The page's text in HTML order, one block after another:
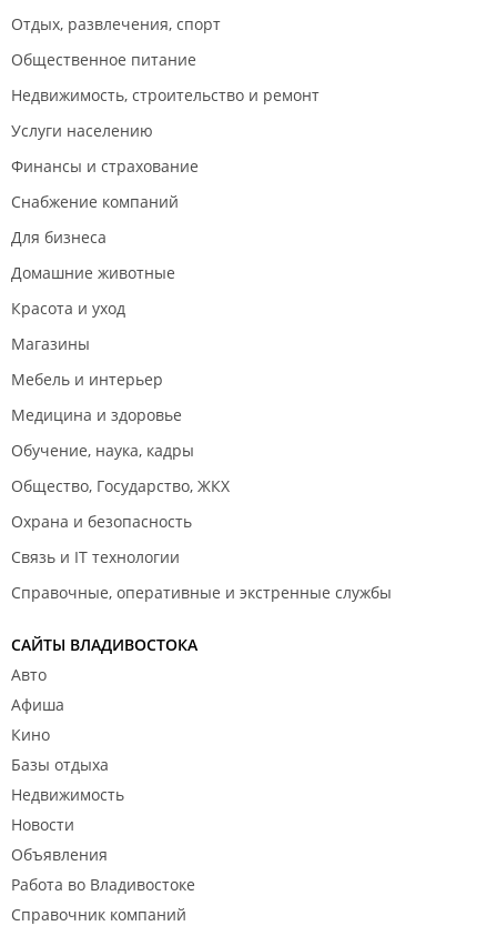
Отдых, развлечения, спорт
Общественное питание
Недвижимость, строительство и ремонт
Услуги населению
Финансы и страхование
Снабжение компаний
Для бизнеса
Домашние животные
Красота и уход
Магазины
Мебель и интерьер
Медицина и здоровье
Обучение, наука, кадры
Общество, Государство, ЖКХ
Охрана и безопасность
Связь и IT технологии
Справочные, оперативные и экстренные службы
САЙТЫ ВЛАДИВОСТОКА
Авто
Афиша
Кино
Базы отдыха
Недвижимость
Новости
Объявления
Работа во Владивостоке
Справочник компаний